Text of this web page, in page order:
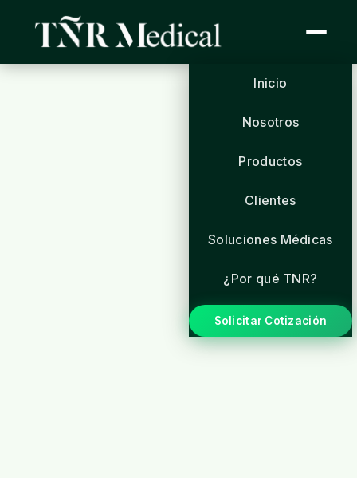
Inicio
Nosotros
Productos
Clientes
Soluciones Médicas
¿Por qué TNR?
Solicitar Cotización